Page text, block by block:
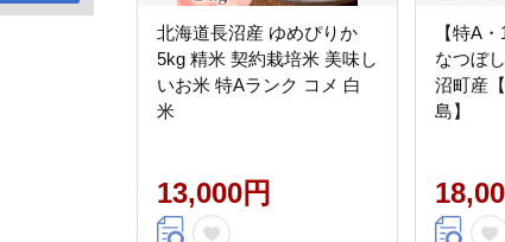
北海道長沼産 ゆめぴりか
5kg 精米 契約栽培米 美味し
いお米 特Aランク コメ 白
米
13,000円
【特A
なつぼ
沼町産
島】